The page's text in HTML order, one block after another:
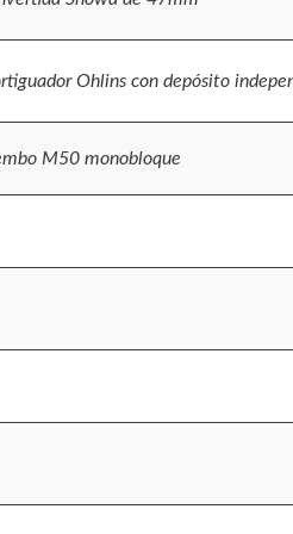
Ohlins con depósito
M50 monobloque